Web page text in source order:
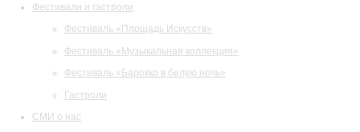
Фестивали и гастроли
Фестиваль «Площадь Искусств»
Фестиваль «Музыкальная коллекция»
Фестиваль «Барокко в белую ночь»
Гастроли
СМИ о нас